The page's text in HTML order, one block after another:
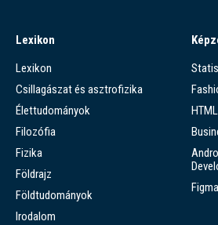
Lexikon
Lexikon
Csillagászat és asztrofizika
Élettudományok
Filozófia
Fizika
Földrajz
Földtudományok
Irodalom